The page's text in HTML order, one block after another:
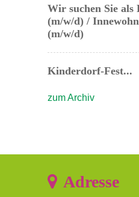
Wir suchen Sie als
(m/w/d) /
(m/w/d)
Kinderdorf-Fest...
zum Archiv
Adresse